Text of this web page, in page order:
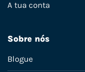
A tua conta
Sobre nós
Blogue